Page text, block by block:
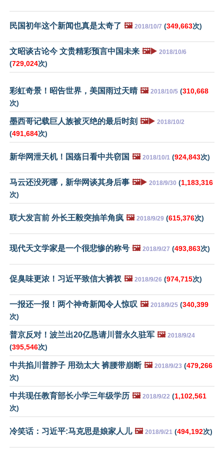
民国初年这个新闻也真是太奇了 🖼️ 2018/10/7 (349,663次)
文昭谈古论今 文贵精彩预言中国未来 🖼️▶️ 2018/10/6
(729,024次)
彩虹奇景！昭告世界，美国雨过天晴 🖼️ 2018/10/5 (310,668
次)
墨西哥记载巨人族被灭绝的最后时刻 🖼️▶️ 2018/10/2
(491,684次)
新华网泄天机！国殇日看中共窃国 🖼️ 2018/10/1 (924,843次)
马云还没死哪，新华网谈其身后事 🖼️▶️ 2018/9/30 (1,183,316
次)
联大发言前 外长王毅突抽羊角疯 🖼️ 2018/9/29 (615,376次)
现代天文学家是一个很悲惨的称号 🖼️ 2018/9/27 (493,863次)
促臭味更浓！习近平致信大裤衩 🖼️ 2018/9/26 (974,715次)
一报还一报！两个神奇新闻令人惊叹 🖼️ 2018/9/25 (340,399
次)
普京反对！波兰出20亿恳请川普永久驻军 🖼️ 2018/9/24
(395,546次)
中共掐川普脖子 用劲太大 裤腰带崩断 🖼️ 2018/9/23 (479,266
次)
中共现任教育部长小学三年级学历 🖼️ 2018/9/22 (1,102,561
次)
冷笑话：习近平:马克思是娘家人儿 🖼️ 2018/9/21 (494,192次)